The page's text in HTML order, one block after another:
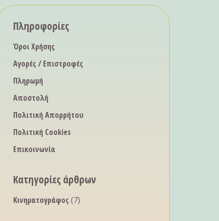
Πληροφορίες
Όροι Χρήσης
Αγορές / Επιστροφές
Πληρωμή
Αποστολή
Πολιτική Απορρήτου
Πολιτική Cookies
Επικοινωνία
Κατηγορίες άρθρων
Κινηματογράφος (7)